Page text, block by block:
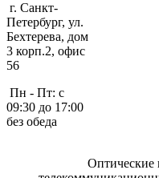
г. Санкт-
Петербург, ул.
Бехтерева, дом
3 корп.2, офис
56
Пн - Пт: с
09:30 до 17:00
без обеда